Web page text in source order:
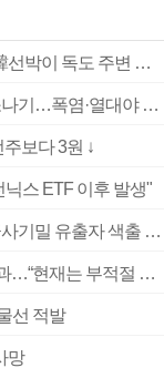
[속보] 여전히 ‘독도는 우리땅’ 외치는 日…韓선박이 독도 주변 해양조사 활동하자 반발
부산 울산 경남 구름 많고 경남 북서내륙 소나기…폭염·열대야 계속
보다 3원 ↓
스 ETF 이후 발생"
‘탄약 부족 사태’ 보도에 격노한 트럼프…군사기밀 유출자 색출 지시
[속보] ‘심판 성접대’ 논란 축구협회 공식 사과…“현재는 부적절 행위 없어”
선 적발
망